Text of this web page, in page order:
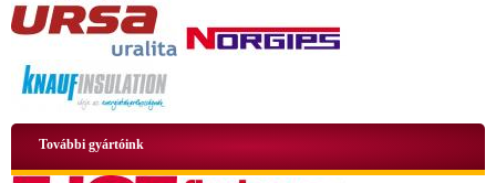
További gyártóink